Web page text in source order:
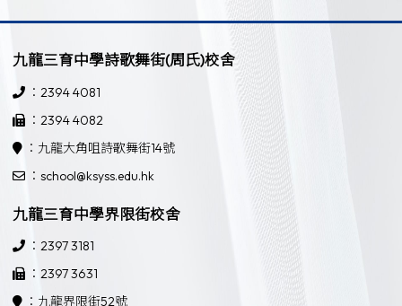
九龍三育中學詩歌舞街(周氏)校舍
：2394 4081
：2394 4082
：九龍大角咀詩歌舞街14號
：school@ksyss.edu.hk
九龍三育中學界限街校舍
：2397 3181
：2397 3631
：九龍界限街52號